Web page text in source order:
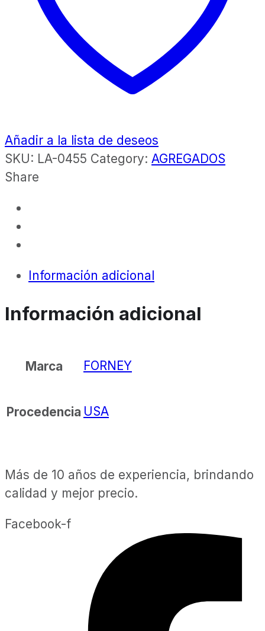
Añadir a la lista de deseos
SKU: LA-0455 Category: AGREGADOS
Share
Información adicional
Información adicional
Marca FORNEY
Procedencia USA
Más de 10 años de experiencia, brindando
calidad y mejor precio.
Facebook-f